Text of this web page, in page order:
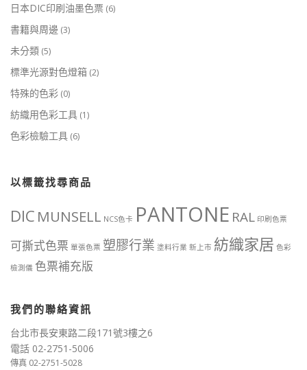
日本DIC印刷油墨色票 (6)
書籍與周邊 (3)
未分類 (5)
標準光源對色燈箱 (2)
特殊的色彩 (0)
紡織用色彩工具 (1)
色彩檢驗工具 (6)
以標籤找尋商品
DIC MUNSELL NCS色卡 PANTONE RAL 印刷色票
可撕式色票 單張色票 塑膠行業 塗料行業 新上市 紡織家居 色彩
檢測儀 色票補充版
我們的聯絡資訊
台北市長安東路二段171號3樓之6
電話 02-2751-5006
傳真 02-2751-5028